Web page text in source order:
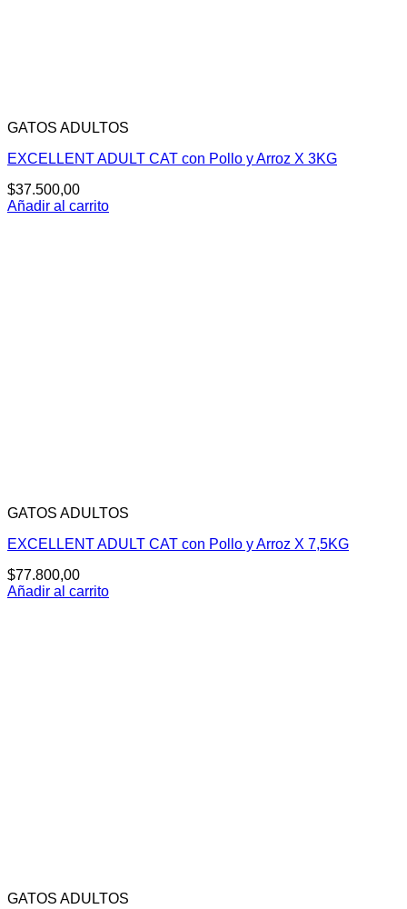
GATOS ADULTOS
EXCELLENT ADULT CAT con Pollo y Arroz X 3KG
$37.500,00
Añadir al carrito
GATOS ADULTOS
EXCELLENT ADULT CAT con Pollo y Arroz X 7,5KG
$77.800,00
Añadir al carrito
GATOS ADULTOS